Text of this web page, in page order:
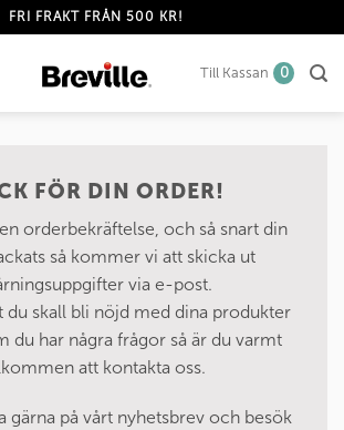
FRI FRAKT FRÅN 500 KR!
Till Kassan 0
FÖR DIN ORDER!
orderbekräftelse, och så snart din
så kommer vi att skicka ut
via e-post.
du skall bli nöjd med dina produkter
du har några frågor så är du varmt
att kontakta oss.
gärna på vårt nyhetsbrev och besök